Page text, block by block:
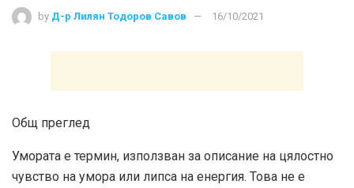
by Д-р Лилян Тодоров Савов 16/10/2021
Общ преглед
Умората е термин, използван за описание на цялостно
чувство на умора или липса на енергия. Това не е